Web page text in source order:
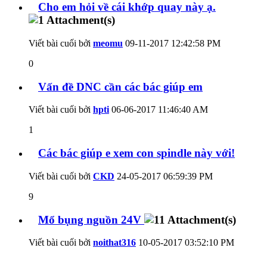
Cho em hỏi về cái khớp quay này ạ.
Viết bài cuối bởi meomu 09-11-2017 12:42:58 PM
0
Vấn đề DNC cần các bác giúp em
Viết bài cuối bởi hpti06-06-2017 11:46:40 AM
1
Các bác giúp e xem con spindle này với!
Viết bài cuối bởi CKD 24-05-2017 06:59:39 PM
9
Mổ bụng nguồn 24V
Viết bài cuối bởi noithat316 10-05-2017 03:52:10 PM